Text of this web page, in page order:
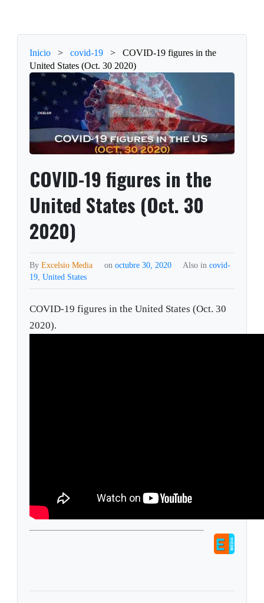
Inicio > covid-19 >
COVID-19 figures in the
United States (Oct. 30 2020)
COVID-19 figures in the
United States (Oct. 30
2020)
ByExcelsio Media on octubre 30, 2020 Also in covid-
19,United States
COVID-19 figures in the United States (Oct. 30
2020).